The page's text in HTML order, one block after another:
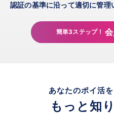
認証の基準に沿って適切に管理
簡単3ステップ！
あなたのポイ活
もっと知